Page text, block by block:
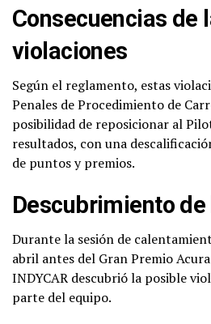
Consecuencias de
violaciones
Según el reglamento, estas
Penales de Procedimiento de
posibilidad de reposicionar al
resultados, con una
de puntos y premios.
Descubrimiento
Durante la sesión de
abril antes del Gran Premio
INDYCAR descubrió la posible
parte del equipo.